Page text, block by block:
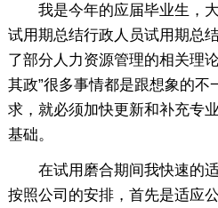
我是今年的应届毕业生，大
试用期总结行政人员试用期总
了部分人力资源管理的相关理
其政”很多事情都是跟想象的不
求，就必须加快更新和补充专
基础。
在试用磨合期间我快速的适
按照公司的安排，首先是适应